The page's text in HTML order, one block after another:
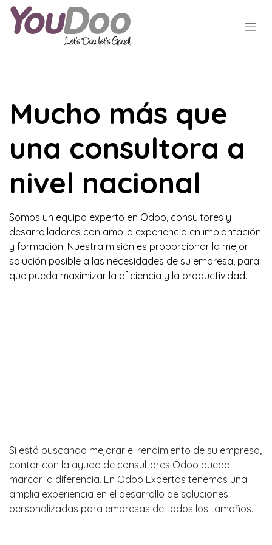
Mucho más que
una consultora a
nivel nacional
Somos un equipo experto en Odoo, consultores y
desarrolladores con amplia experiencia en implantación
y formación. Nuestra misión es proporcionar la mejor
solución posible a las necesidades de su empresa, para
que pueda maximizar la eficiencia y la productividad.
Si está buscando mejorar el rendimiento de su empresa,
contar con la ayuda de consultores Odoo puede
marcar la diferencia. En Odoo Expertos tenemos una
amplia experiencia en el desarrollo de soluciones
personalizadas para empresas de todos los tamaños.